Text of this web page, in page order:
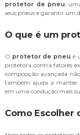
protetor de pneu,
seus pneus e garantir um
O que é um
O protetor de pneu é
protetora contra fatores
composição avançada
também ajuda a manter
em uma condução mais
Como Escolher